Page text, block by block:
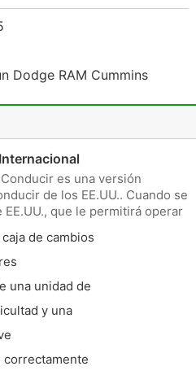
Dodge RAM Cummins
es una versión
de los EE.UU.. Cuando se
que le permitirá operar
datos personales, como la
de cambios
una unidad de
y una
correctamente